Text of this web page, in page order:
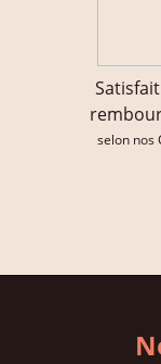
selon nos